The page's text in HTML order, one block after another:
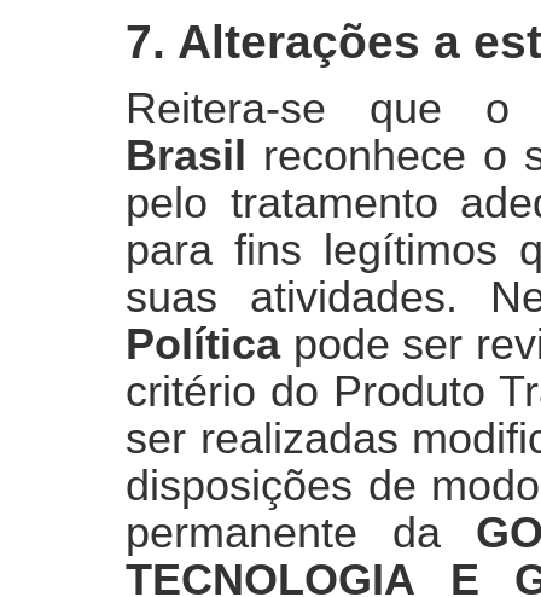
7. Alterações a
Reitera-se que
Brasil
reconhece o
pelo tratamento
para fins legítimos
suas atividades.
Políticapode ser
critério do Produto
ser realizadas
disposições de
permanente da
TECNOLOGIA E